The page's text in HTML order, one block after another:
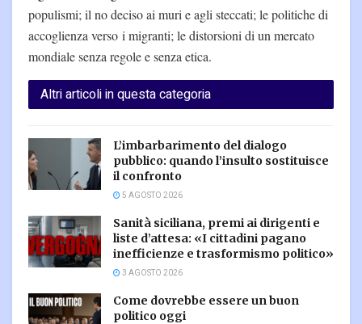
populismi; il no deciso ai muri e agli steccati; le politiche di
accoglienza verso i migranti; le distorsioni di un mercato
mondiale senza regole e senza etica.
Altri articoli in questa categoria
L’imbarbarimento del dialogo
pubblico: quando l’insulto sostituisce
il confronto
5 AGOSTO 2026
Sanità siciliana, premi ai dirigenti e
liste d’attesa: «I cittadini pagano
inefficienze e trasformismo politico»
3 AGOSTO 2026
Come dovrebbe essere un buon
politico oggi